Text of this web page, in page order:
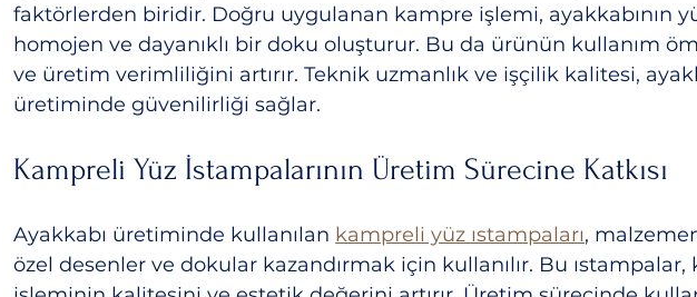
faktörlerden biridir. Doğru uygulanan kampre işlemi, ayakkabının
homojen ve dayanıklı bir doku oluşturur. Bu da ürünün kullanım
ve üretim verimliliğini artırır. Teknik uzmanlık ve işçilik kalitesi,
üretiminde güvenilirliği sağlar.
Kampreli Yüz İstampalarının Üretim Sürecine Katkısı
Ayakkabı üretiminde kullanılan kampreli yüz ıstampaları,
özel desenler ve dokular kazandırmak için kullanılır. Bu